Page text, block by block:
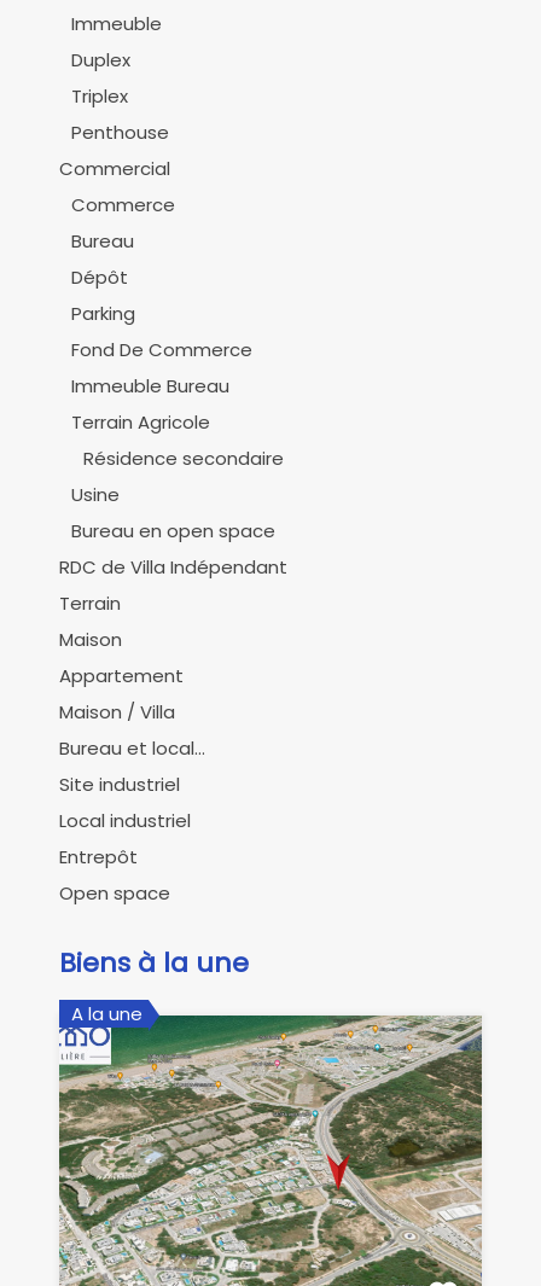
Immeuble
Duplex
Triplex
Penthouse
Commercial
Commerce
Bureau
Dépôt
Parking
Fond De Commerce
Immeuble Bureau
Terrain Agricole
Résidence secondaire
Usine
Bureau en open space
RDC de Villa Indépendant
Terrain
Maison
Appartement
Maison / Villa
Bureau et local...
Site industriel
Local industriel
Entrepôt
Open space
Biens à la une
A la une